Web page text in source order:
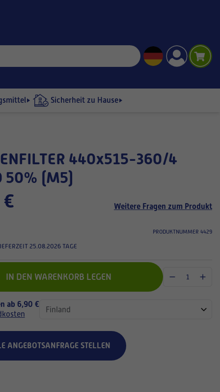
Sicherheit zu Hause
50% (M5)
Weitere Fragen zum Produkt
PRODUKTNUMMER 4429
25.08.2026 TAGE
IN DEN WARENKORB LEGEN
ab 6,90 €
ANGEBOTSANFRAGE STELLEN